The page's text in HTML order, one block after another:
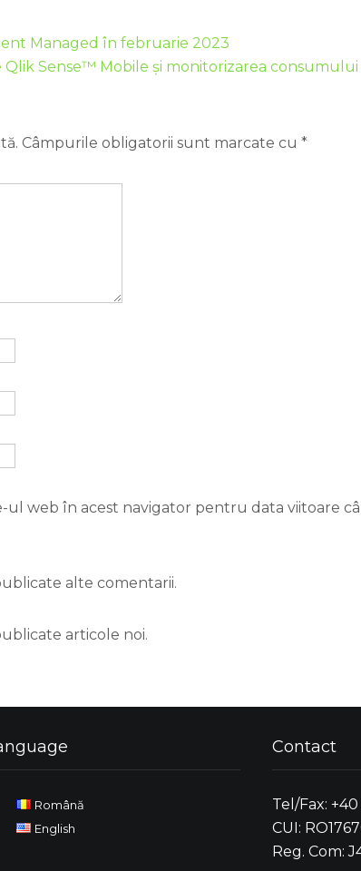
Managed în februarie 2023
Sense™ Mobile și monitorizarea
Câmpurile obligatorii sunt marcate cu *
ul web în acest navigator pentru data viitoare
alte comentarii.
articole noi.
Română
English
Contact
Tel/Fax:
CUI:
Reg. Com: